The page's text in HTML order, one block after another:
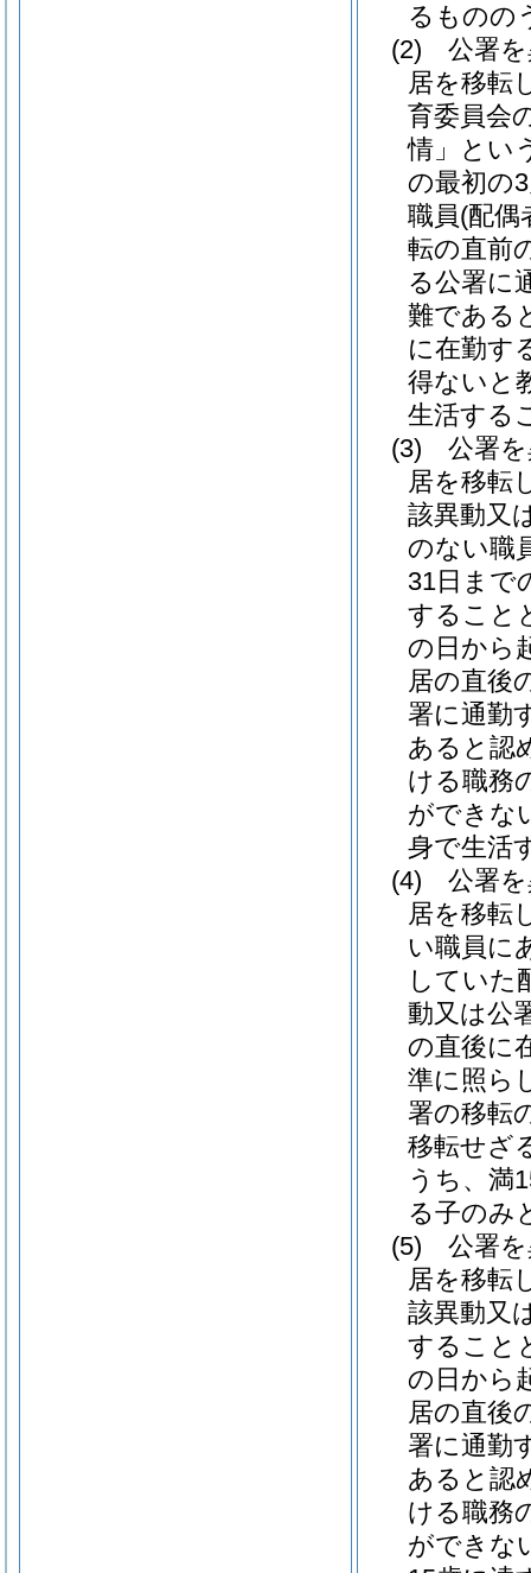
るものの
(2)
公署
居を移転
育委員会
情」とい
の最初の
職員(配偶
転の直前
る公署に
難である
に在勤す
得ないと
生活する
(3)
公署
居を移転
該異動又
のない職
31日まで
すること
の日から
居の直後
署に通勤
あると認
ける職務
ができな
身で生活
(4)
公署
居を移転
い職員に
していた
動又は公
の直後に
準に照ら
署の移転
移転せざ
うち、満
る子のみ
(5)
公署
居を移転
該異動又
すること
の日から
居の直後
署に通勤
あると認
ける職務
ができな